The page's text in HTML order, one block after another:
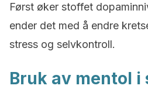
Først øker stoffet
ender det med å endre
stress og selvkontroll.
Bruk av mentol